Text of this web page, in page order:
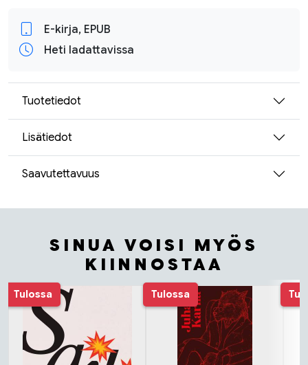
E-kirja, EPUB
Heti ladattavissa
Tuotetiedot
Lisätiedot
Saavutettavuus
SINUA VOISI MYÖS
KIINNOSTAA
Tuoteluettelon alku
Tulossa Tulossa